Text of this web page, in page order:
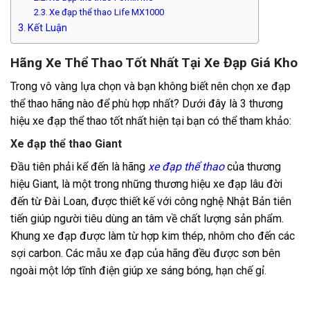
Xe đạp thể thao Life MX1000
Kết Luận
Hãng Xe Thể Thao Tốt Nhất Tại Xe Đạp Giá Kho
Trong vô vàng lựa chọn và bạn không biết nên chọn xe đạp
thể thao hãng nào để phù hợp nhất? Dưới đây là 3 thương
hiệu xe đạp thể thao tốt nhất hiện tại bạn có thể tham khảo:
Xe đạp thể thao Giant
Đầu tiên phải kể đến là hãng xe đạp thể thaocủa thương
hiệu Giant, là một trong những thương hiệu xe đạp lâu đời
đến từ Đài Loan, được thiết kế với công nghệ Nhật Bản tiên
tiến giúp người tiêu dùng an tâm về chất lượng sản phẩm.
Khung xe đạp được làm từ hợp kim thép, nhôm cho đến các
sợi carbon. Các mẫu xe đạp của hãng đều được sơn bên
ngoài một lớp tĩnh điện giúp xe sáng bóng, hạn chế gỉ.